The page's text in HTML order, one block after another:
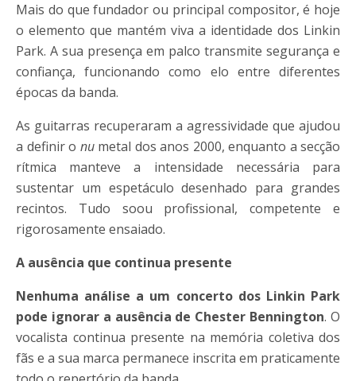
Mais do que fundador ou principal compositor, é hoje
o elemento que mantém viva a identidade dos Linkin
Park. A sua presença em palco transmite segurança e
confiança, funcionando como elo entre diferentes
épocas da banda.
As guitarras recuperaram a agressividade que ajudou
a definir o numetal dos anos 2000, enquanto a secção
rítmica manteve a intensidade necessária para
sustentar um espetáculo desenhado para grandes
recintos. Tudo soou profissional, competente e
rigorosamente ensaiado.
A ausência que continua presente
Nenhuma análise a um concerto dos Linkin Park
pode ignorar a ausência de Chester Bennington. O
vocalista continua presente na memória coletiva dos
fãs e a sua marca permanece inscrita em praticamente